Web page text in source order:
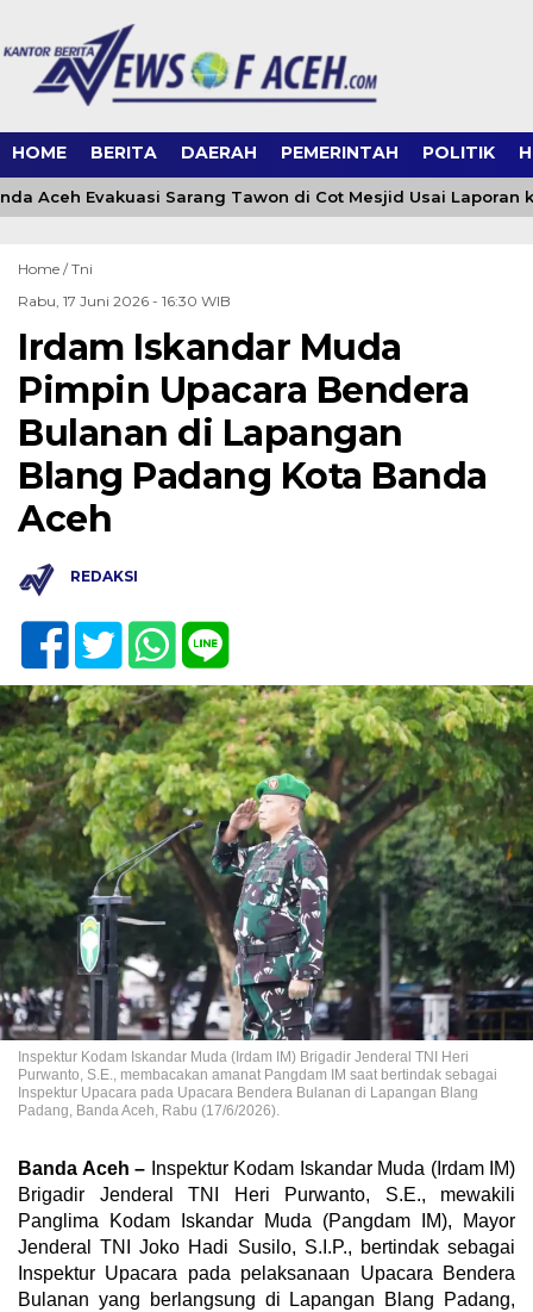
HOME BERITA DAERAH PEMERINTAH POLITIK
Aceh Evakuasi Sarang Tawon di Cot Mesjid Usai Laporan ke
Home /Tni
Rabu, 17 Juni 2026 - 16:30 WIB
Irdam Iskandar Muda
Pimpin Upacara Bendera
Bulanan di Lapangan
Blang Padang Kota Banda
Aceh
REDAKSI
Inspektur Kodam Iskandar Muda (Irdam IM) Brigadir Jenderal TNI Heri
Purwanto, S.E., membacakan amanat Pangdam IM saat bertindak sebagai
Inspektur Upacara pada Upacara Bendera Bulanan di Lapangan Blang
Padang, Banda Aceh, Rabu (17/6/2026).
Banda Aceh – Inspektur Kodam Iskandar Muda (Irdam IM)
Brigadir Jenderal TNI Heri Purwanto, S.E., mewakili
Panglima Kodam Iskandar Muda (Pangdam IM), Mayor
Jenderal TNI Joko Hadi Susilo, S.I.P., bertindak sebagai
Inspektur Upacara pada pelaksanaan Upacara Bendera
Bulanan yang berlangsung di Lapangan Blang Padang,